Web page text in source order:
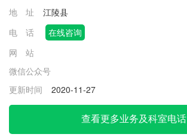
地 址
江陵县
电 话
在线咨询
网 站
微信公众号
更新时间
2020-11-27
查看更多业务及科室电话